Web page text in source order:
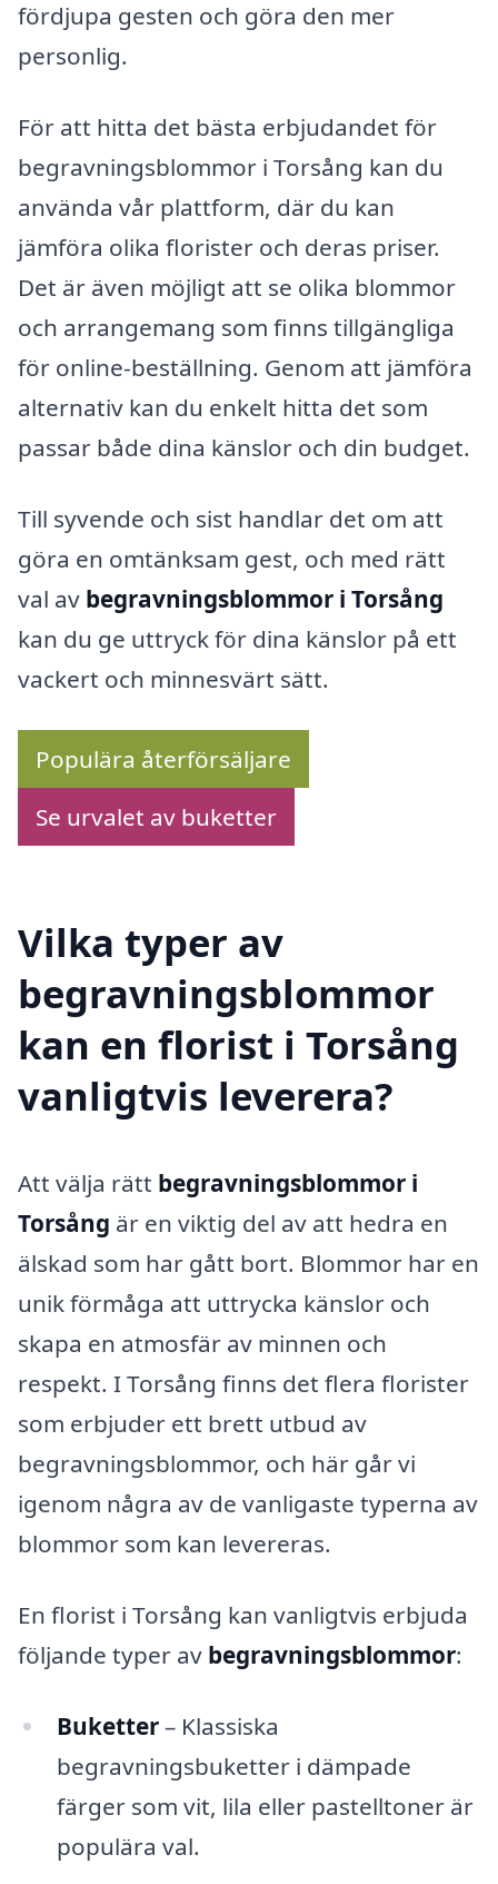
fördjupa gesten och göra den mer
personlig.
För att hitta det bästa erbjudandet för
begravningsblommor i Torsång kan du
använda vår plattform, där du kan
jämföra olika florister och deras priser.
Det är även möjligt att se olika blommor
och arrangemang som finns tillgängliga
för online-beställning. Genom att jämföra
alternativ kan du enkelt hitta det som
passar både dina känslor och din budget.
Till syvende och sist handlar det om att
göra en omtänksam gest, och med rätt
val av begravningsblommor i Torsång
kan du ge uttryck för dina känslor på ett
vackert och minnesvärt sätt.
Populära återförsäljare
Se urvalet av buketter
Vilka typer av
begravningsblommor
kan en florist i Torsång
vanligtvis leverera?
Att välja rätt begravningsblommor i
Torsång är en viktig del av att hedra en
älskad som har gått bort. Blommor har en
unik förmåga att uttrycka känslor och
skapa en atmosfär av minnen och
respekt. I Torsång finns det flera florister
som erbjuder ett brett utbud av
begravningsblommor, och här går vi
igenom några av de vanligaste typerna av
blommor som kan levereras.
En florist i Torsång kan vanligtvis erbjuda
följande typer av begravningsblommor:
Buketter– Klassiska
begravningsbuketter i dämpade
färger som vit, lila eller pastelltoner är
populära val.